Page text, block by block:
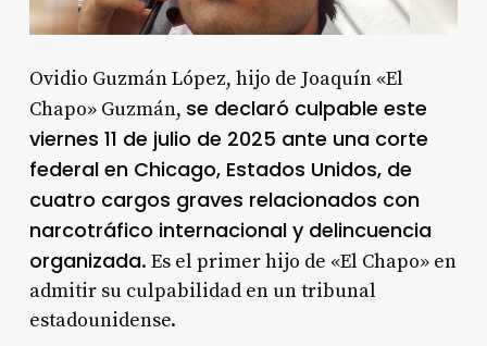
Ovidio Guzmán López, hijo de Joaquín «El
Chapo» Guzmán, se declaró culpable este
viernes 11 de julio de 2025 ante una corte
federal en Chicago, Estados Unidos, de
cuatro cargos graves relacionados con
narcotráfico internacional y delincuencia
organizada. Es el primer hijo de «El Chapo» en
admitir su culpabilidad en un tribunal
estadounidense.